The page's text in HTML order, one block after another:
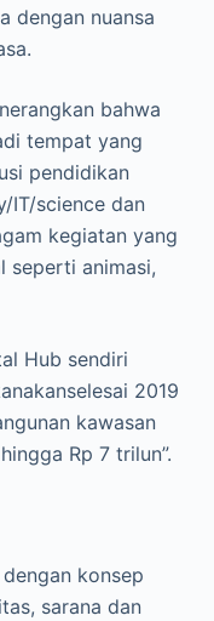
dengan nuansa
bahwa
tempat yang
pendidikan
IT/science dan
kegiatan yang
seperti animasi,
Hub sendiri
2019
kawasan
Rp 7 trilun”.
konsep
sarana dan